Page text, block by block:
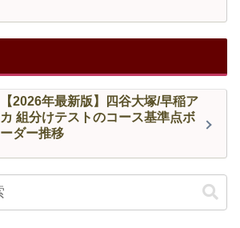
【2026年最新版】四谷大塚/早稲ア
カ 組分けテストのコース基準点ボ
ーダー推移